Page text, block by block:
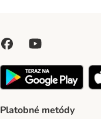
Platobné metódy